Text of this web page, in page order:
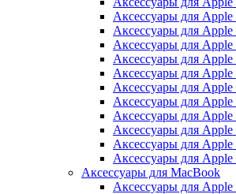
Аксессуары для Apple
Аксессуары для Apple
Аксессуары для Apple
Аксессуары для Apple
Аксессуары для Apple
Аксессуары для Apple
Аксессуары для Apple
Аксессуары для
Аксессуары для
Аксессуары для
Аксессуары для
Аксессуары для MacBook
Аксессуары для